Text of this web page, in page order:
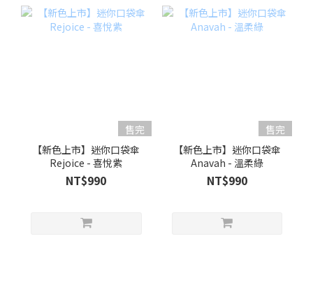
售完
【新色上市】迷你口袋傘
Rejoice - 喜悅紫
NT$990
售完
【新色上市】迷你口袋傘
Anavah - 溫柔綠
NT$990